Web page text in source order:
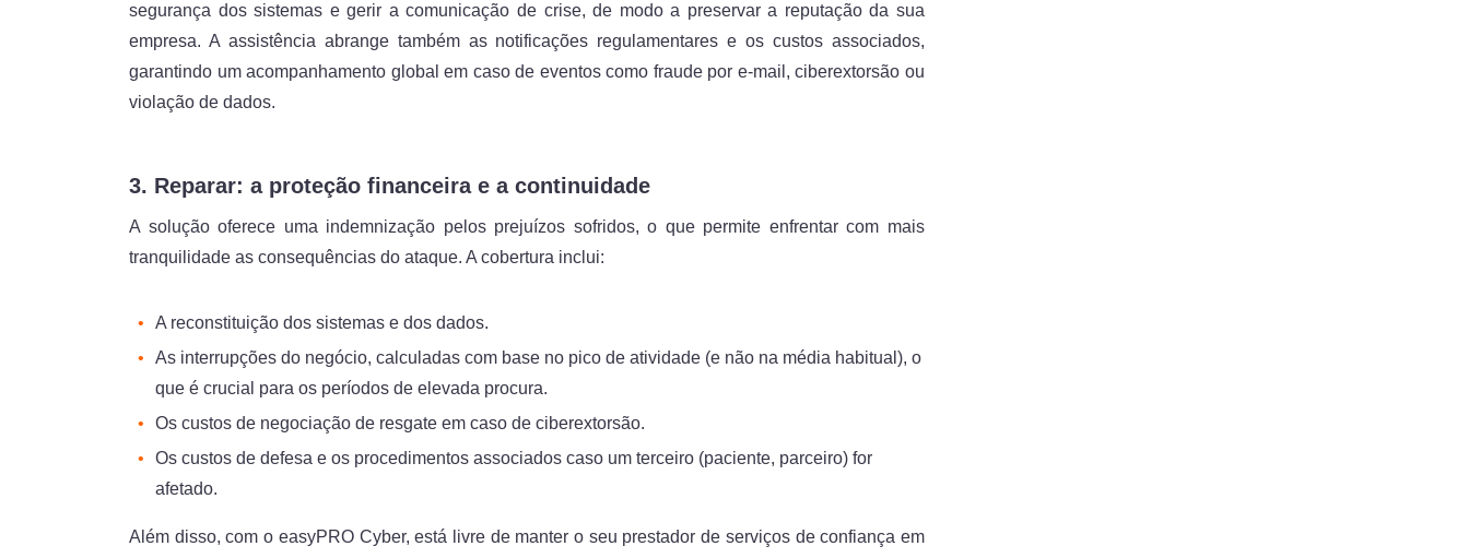
segurança dos sistemas e gerir a comunicação de crise, de modo a preservar a reputação da sua
empresa. A assistência abrange também as notificações regulamentares e os custos associados,
garantindo um acompanhamento global em caso de eventos como fraude por e-mail, ciberextorsão ou
violação de dados.
3. Reparar: a proteção financeira e a continuidade
A solução oferece uma indemnização pelos prejuízos sofridos, o que permite enfrentar com mais
tranquilidade as consequências do ataque. A cobertura inclui:
A reconstituição dos sistemas e dos dados.
As interrupções do negócio, calculadas com base no pico de atividade (e não na média habitual), o
que é crucial para os períodos de elevada procura.
Os custos de negociação de resgate em caso de ciberextorsão.
Os custos de defesa e os procedimentos associados caso um terceiro (paciente, parceiro) for
afetado.
Além disso, com o easyPRO Cyber, está livre de manter o seu prestador de serviços de confiança em